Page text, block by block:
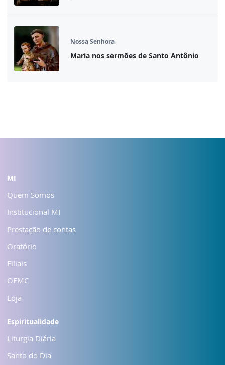
Nossa Senhora
Maria nos sermões de Santo Antônio
MI
Quem Somos
Institucional MI
Prestação de contas
Oratório
Filiais
OFMC
Loja
Espiritualidade
Liturgia Diária
Santo do Dia